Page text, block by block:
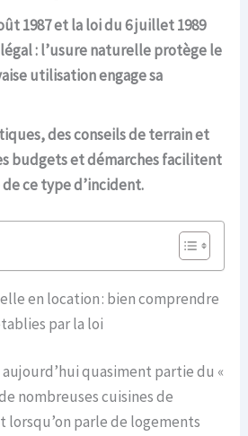
1987 et la loi du 6 juillet 1989
: l’usure naturelle protège le
utilisation engage sa
des conseils de terrain et
budgets et démarches facilitent
ce type d’incident.
en location : bien comprendre
par la loi
quasiment partie du «
nombreuses cuisines de
parle de logements